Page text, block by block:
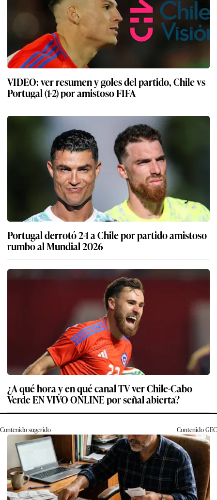
VIDEO: ver resumen y goles del partido, Chile vs
Portugal (1-2) por amistoso FIFA
Portugal derrotó 2-1 a Chile por partido amistoso
rumbo al Mundial 2026
¿A qué hora y en qué canal TV ver Chile-Cabo
Verde EN VIVO ONLINE por señal abierta?
Contenido sugerido ContenidoGEC